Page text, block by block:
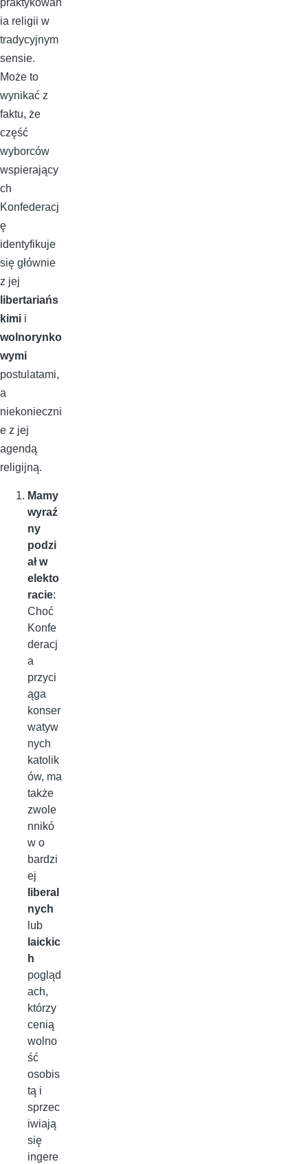
praktykowan
ia religii w
tradycyjnym
sensie.
Może to
wynikać z
faktu, że
część
wyborców
wspierający
ch
Konfederacj
ę
identyfikuje
się głównie
z jej
libertariańs
kimi i
wolnorynko
wymi
postulatami,
a
niekonieczni
e z jej
agendą
religijną.
Mamy
wyraź
ny
podzi
ał w
elekto
racie:
Choć
Konfe
deracj
a
przyci
ąga
konser
watyw
nych
katolik
ów, ma
także
zwole
nnikó
w o
bardzi
ej
liberal
nych
lub
laickic
h
pogląd
ach,
którzy
cenią
wolno
ść
osobis
tą i
sprzec
iwiają
się
ingere